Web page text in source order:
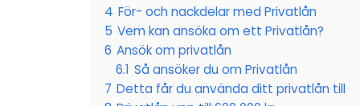
4 För- och nackdelar med Privatlån
5 Vem kan ansöka om ett Privatlån?
6 Ansök om privatlån
6.1 Så ansöker du om Privatlån
7 Detta får du använda ditt privatlån till